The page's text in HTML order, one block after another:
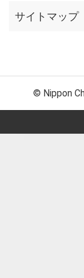
サイトマップ
© Nippon